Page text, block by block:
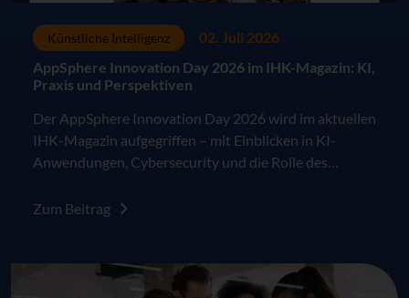
Künstliche Intelligenz
02. Juli 2026
AppSphere Innovation Day 2026 im IHK-Magazin: KI,
Praxis und Perspektiven
Der AppSphere Innovation Day 2026 wird im aktuellen
IHK-Magazin aufgegriffen – mit Einblicken in KI-
Anwendungen, Cybersecurity und die Rolle des
Zum Beitrag